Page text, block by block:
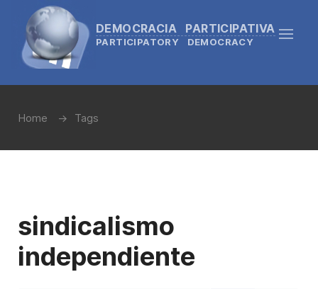
DEMOCRACIA PARTICIPATIVA
PARTICIPATORY DEMOCRACY
Home Tags
sindicalismo
independiente